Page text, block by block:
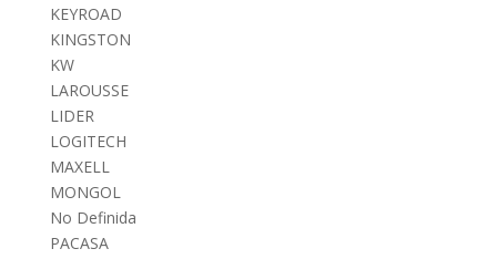
KEYROAD
KINGSTON
KW
LAROUSSE
LIDER
LOGITECH
MAXELL
MONGOL
No Definida
PACASA